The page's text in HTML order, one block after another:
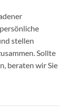
stellen
Sollte
beraten wir Sie